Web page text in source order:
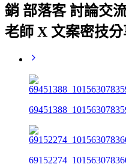
銷 部落客 討論交
老師 X 文案密技